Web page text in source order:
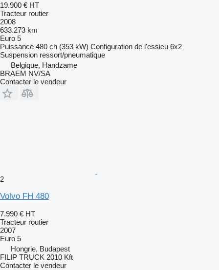
19.900 € HT
Tracteur routier
2008
633.273 km
Euro 5
Puissance 480 ch (353 kW) Configuration de l'essieu 6x2
Suspension ressort/pneumatique
Belgique, Handzame
BRAEM NV/SA
Contacter le vendeur
2
Volvo FH 480
7.990 € HT
Tracteur routier
2007
Euro 5
Hongrie, Budapest
FILIP TRUCK 2010 Kft
Contacter le vendeur